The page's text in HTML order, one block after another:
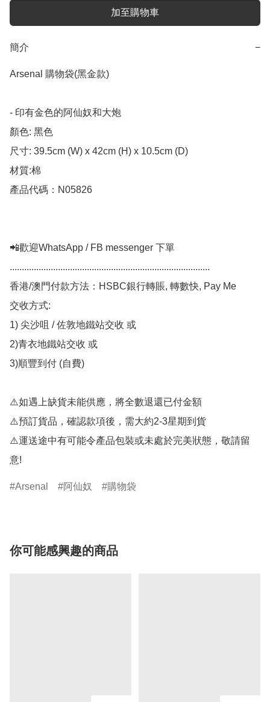
加至購物車
簡介 −
Arsenal 購物袋(黑金款)
- 印有金色的阿仙奴和大炮
顏色: 黑色
尺寸: 39.5cm (W) x 42cm (H) x 10.5cm (D)
材質:棉
產品代碼：N05826
📲歡迎WhatsApp / FB messenger 下單
...................................................................................
香港/澳門付款方法：HSBC銀行轉賬, 轉數快, Pay Me
交收方式:
1) 尖沙咀 / 佐敦地鐵站交收 或
2)青衣地鐵站交收 或
3)順豐到付 (自費)
⚠️如遇上缺貨未能供應，將全數退還已付金額
⚠️預訂貨品，確認款項後，需大約2-3星期到貨
⚠️運送途中有可能令產品包裝或未處於完美狀態，敬請留
意!
Arsenal 阿仙奴 購物袋
你可能感興趣的商品